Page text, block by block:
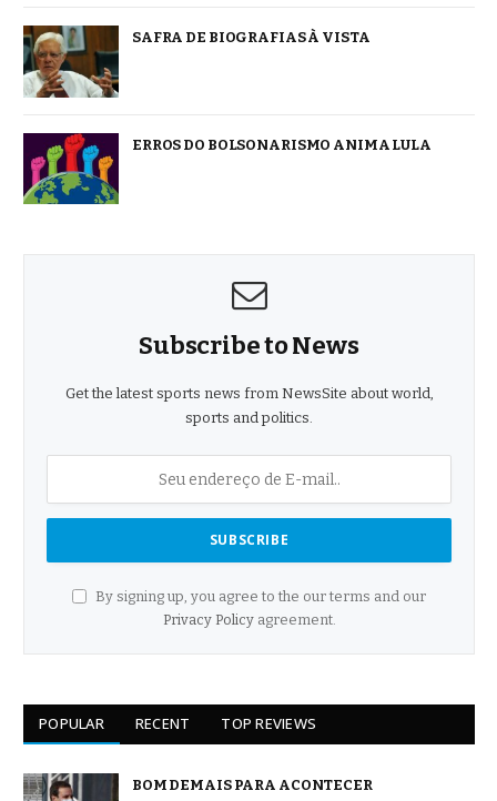
SAFRA DE BIOGRAFIAS À VISTA
ERROS DO BOLSONARISMO ANIMA LULA
Subscribe to News
Get the latest sports news from NewsSite about world,
sports and politics.
By signing up, you agree to the our terms and our
Privacy Policyagreement.
POPULAR RECENT TOP REVIEWS
BOM DEMAIS PARA ACONTECER